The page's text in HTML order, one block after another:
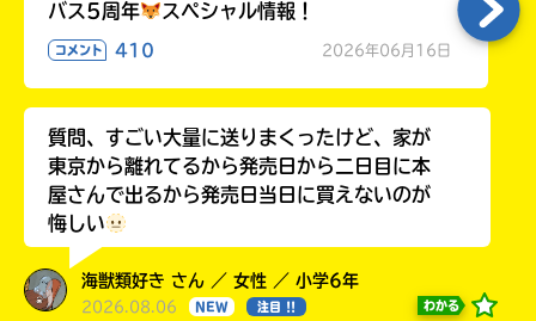
バス5周年
スペシャル情報！
コメント 410 2026年06月16日
質問、すごい大量に送りまくったけど、家が
東京から離れてるから発売日から二日目に本
屋さんで出るから発売日当日に買えないのが
悔しい
海獣類好き さん ／ 女性 ／ 小学6年
2026.08.06 NEW 注目 !! わかる